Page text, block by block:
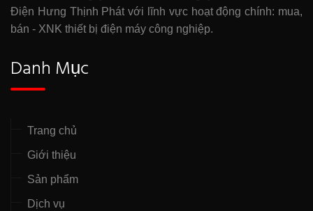
Điện Hưng Thịnh Phát với lĩnh vực hoạt động chính: mua,
bán - XNK thiết bị điện máy công nghiệp.
Danh Mục
Trang chủ
Giới thiệu
Sản phẩm
Dịch vụ